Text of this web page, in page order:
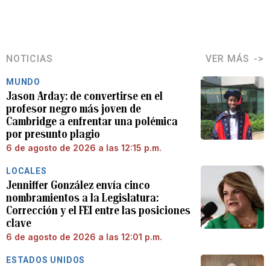
NOTICIAS VER MÁS
MUNDO
Jason Arday: de convertirse en el
profesor negro más joven de
Cambridge a enfrentar una polémica
por presunto plagio
6 de agosto de 2026 a las 12:15 p.m.
LOCALES
Jenniffer González envía cinco
nombramientos a la Legislatura:
Corrección y el FEI entre las posiciones
clave
6 de agosto de 2026 a las 12:01 p.m.
ESTADOS UNIDOS